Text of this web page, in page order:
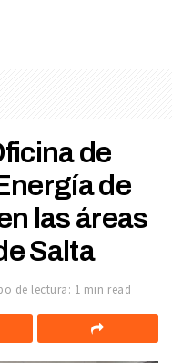
de
de
las áreas
Salta
de lectura: 1 min read